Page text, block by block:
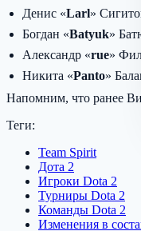
Денис «Larl»
Богдан «Batyuk»
Александр «rue»
Никита «Panto»
Напомним, что ранее
Теги:
Team Spirit
Дота 2
Игроки Dota 2
Турниры Dota 2
Команды Dota 2
Изменения в